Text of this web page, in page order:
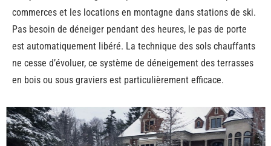
commerces et les locations en montagne dans stations de ski.
Pas besoin de déneiger pendant des heures, le pas de porte
est automatiquement libéré. La technique des sols chauffants
ne cesse d’évoluer, ce système de déneigement des terrasses
en bois ou sous graviers est particulièrement efficace.